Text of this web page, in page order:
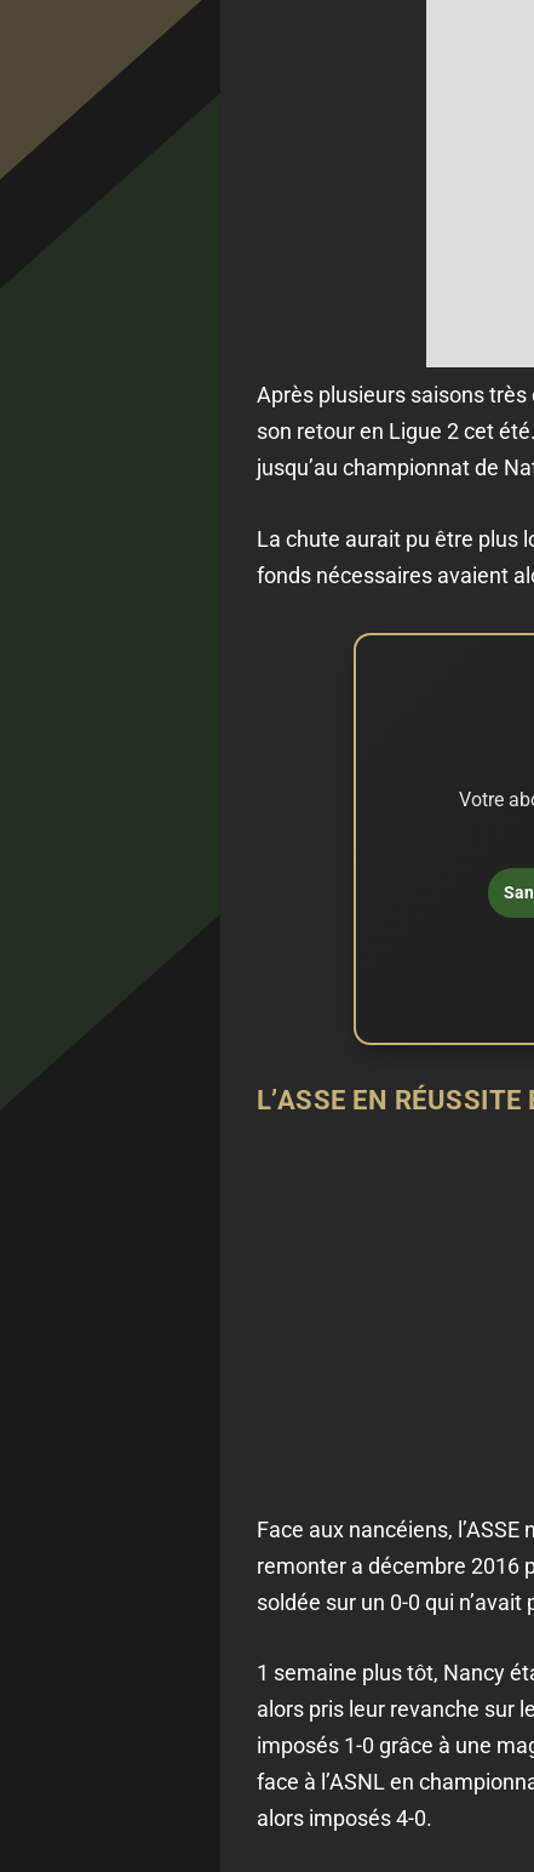
Après plusieurs saisons
son retour en Ligue 2 cet
jusqu’au championnat de
La chute aurait pu être plus
fonds nécessaires avaient
Votre
L’ASSE EN
Face aux nancéiens,
remonter a décembre 2016
soldée sur un 0-0 qui
1 semaine plus tôt, Nancy
alors pris leur revanche sur
imposés 1-0 grâce à une
face à l’ASNL en
alors imposés 4-0.